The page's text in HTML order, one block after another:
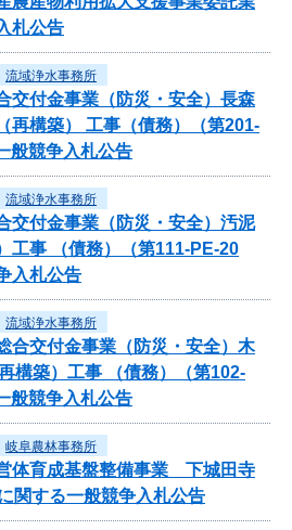
札公告
流域浄水事務所
交付金事業（防災・安全）長森
再構築） 工事（債務）（第201-
般競争入札公告
流域浄水事務所
交付金事業（防災・安全）汚泥
工事 （債務）（第111-PE-20
入札公告
流域浄水事務所
交付金事業（防災・安全）木
構築）工事 （債務）（第102-
般競争入札公告
岐阜農林事務所
体育成基盤整備事業 下城田寺
関する一般競争入札公告